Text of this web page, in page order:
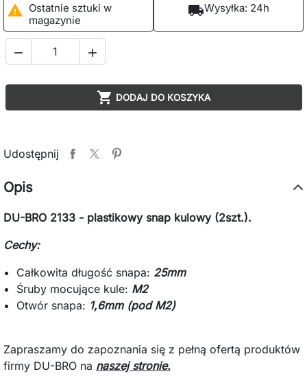

Ostatnie sztuki w
magazynie
local_shippingWysyłka: 24h
 
 DODAJ DO KOSZYKA
Udostępnij
Opis
DU-BRO 2133 - plastikowy snap kulowy (2szt.).
Cechy:
Całkowita długość snapa: 25mm
Śruby mocujące kule: M2
Otwór snapa: 1,6mm (pod M2)
Zapraszamy do zapoznania się z pełną ofertą produktów
firmy DU-BRO na naszej stronie.